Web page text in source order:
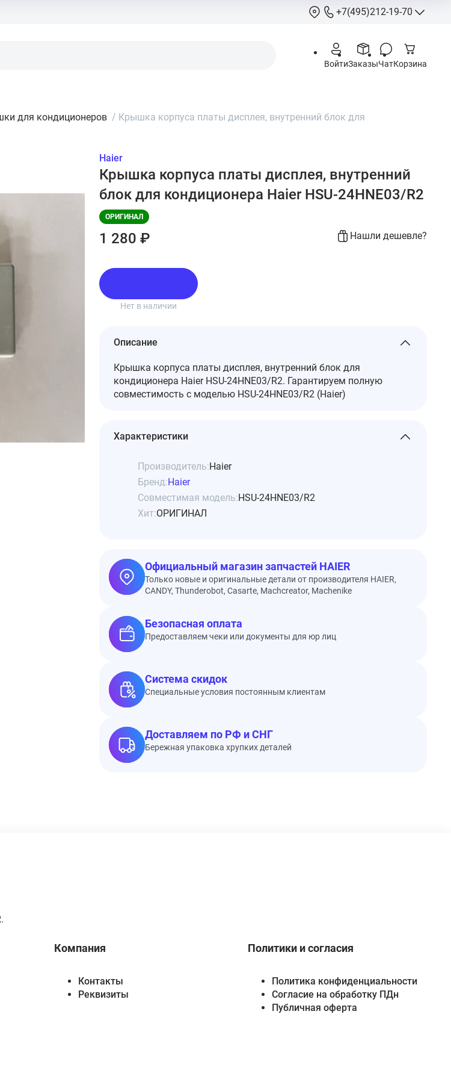
+7(495)212-19-70
info@hcstore.ru
шоссе 130, корп.
ВойтиЗаказыЧатКорзина
для кондиционеров / Крышка корпуса платы дисплея, внутренний блок для
Haier
Крышка корпуса платы дисплея, внутренний
блок для кондиционера Haier HSU-24HNE03/R2
ОРИГИНАЛ
1 280 ₽ Нашли дешевле?
Нет в наличии
Описание
Крышка корпуса платы дисплея, внутренний блок для
кондиционера Haier HSU-24HNE03/R2. Гарантируем полную
совместимость с моделью HSU-24HNE03/R2 (Haier)
Характеристики
Производитель:Haier
Бренд:Haier
Совместимая модель:HSU-24HNE03/R2
Хит:ОРИГИНАЛ
Официальный магазин запчастей HAIER
Только новые и оригинальные детали от производителя HAIER,
CANDY, Thunderobot, Casarte, Machcreator, Machenike
Безопасная оплата
Предоставляем чеки или документы для юр лиц
Система скидок
Специальные условия постоянным клиентам
Доставляем по РФ и СНГ
Бережная упаковка хрупких деталей
Компания
Контакты
Реквизиты
Политики и согласия
Политика конфиденциальности
Согласие на обработку ПДн
Публичная оферта